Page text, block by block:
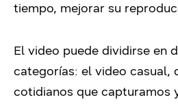
tiempo, mejorar su
El video puede dividirse en
categorías: el video casual,
cotidianos que capturamos